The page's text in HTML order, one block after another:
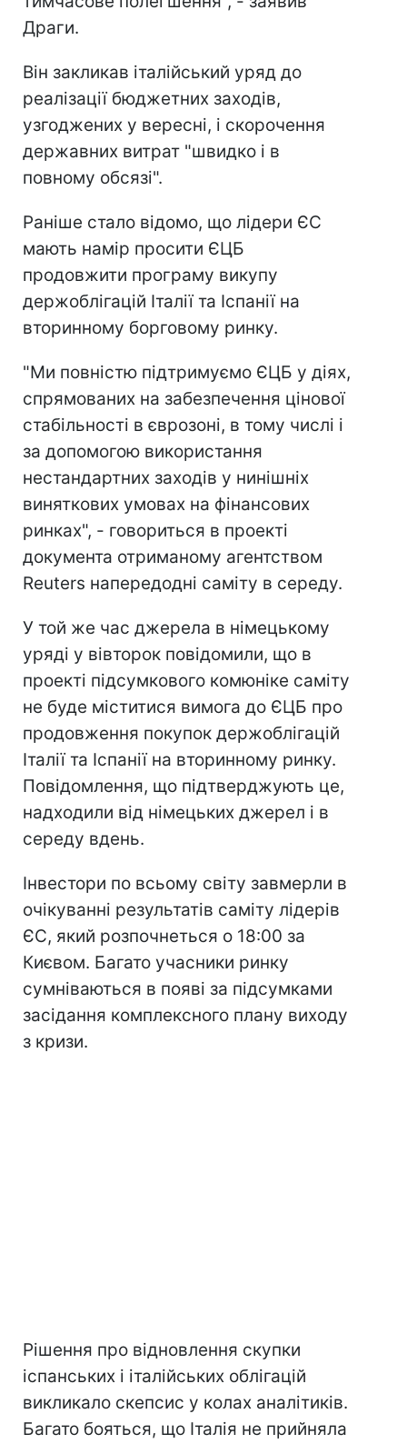
Драги.
Він закликав італійський уряд до
реалізації бюджетних заходів,
узгоджених у вересні, і скорочення
державних витрат "швидко і в
повному обсязі".
Раніше стало відомо, що лідери ЄС
мають намір просити ЄЦБ
продовжити програму викупу
держоблігацій Італії та Іспанії на
вторинному борговому ринку.
"Ми повністю підтримуємо ЄЦБ у діях,
спрямованих на забезпечення цінової
стабільності в єврозоні, в тому числі і
за допомогою використання
нестандартних заходів у нинішніх
виняткових умовах на фінансових
ринках", - говориться в проекті
документа отриманому агентством
Reuters напередодні саміту в середу.
У той же час джерела в німецькому
уряді у вівторок повідомили, що в
проекті підсумкового комюніке саміту
не буде міститися вимога до ЄЦБ про
продовження покупок держоблігацій
Італії та Іспанії на вторинному ринку.
Повідомлення, що підтверджують це,
надходили від німецьких джерел і в
середу вдень.
Інвестори по всьому світу завмерли в
очікуванні результатів саміту лідерів
ЄС, який розпочнеться о 18:00 за
Києвом. Багато учасники ринку
сумніваються в появі за підсумками
засідання комплексного плану виходу
з кризи.
Рішення про відновлення скупки
іспанських і італійських облігацій
викликало скепсис у колах аналітиків.
Багато бояться, що Італія не прийняла